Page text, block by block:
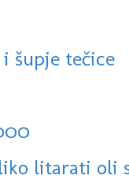
šupje tečice
litarati oli